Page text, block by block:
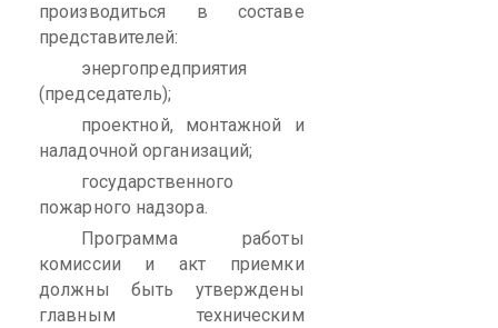
производиться в составе
представителей:
энергопредприятия
(председатель);
проектной, монтажной и
наладочной организаций;
государственного
пожарного надзора.
Программа работы
комиссии и акт приемки
должны быть утверждены
главным техническим